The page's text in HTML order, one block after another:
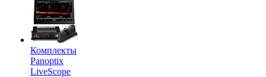
Комплекты
Panoptix
LiveScope